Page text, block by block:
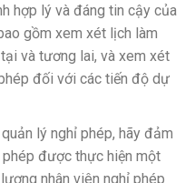
hợp lý và đáng tin cậy của
gồm xem xét lịch làm
và tương lai, và xem xét
đối với các tiến độ dự
lý nghỉ phép, hãy đảm
được thực hiện một
nhân viên nghỉ phép